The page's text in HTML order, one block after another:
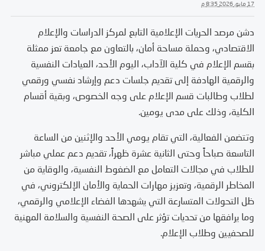
17 مايو، 2026 8:35 م
دشن مرصد الحريات الإعلامية التابع لمركز الدراسات والإعلام
الاقتصادي، وحملة مساحة أمان، بالتعاون مع جامعة تعز ممثلة
بقسم الإعلام في كلية الآداب، اليوم الأحد، العيادات النفسية
والرقمية الهادفة إلى تقديم جلسات دعم وإرشاد نفسي ورقمي
لطلاب وطالبات قسم الإعلام على وجه الخصوص، وبقية أقسام
الكلية، وذلك على مدى يومين.
وتتضمن الفعالية، التي تقام يومي الأحد والإثنين من الساعة
التاسعة صباحاً وحتى الثانية عشرة ظهراً، تقديم دعم عملي مباشر
للطلاب في مجالات التعامل مع الضغوط النفسية، والوقاية من
المخاطر الرقمية، وتعزيز مهارات الحماية والأمان الإلكتروني، في
ظل التحولات المتسارعة التي يشهدها الفضاء الإعلامي والرقمي،
وما يرافقها من تحديات تؤثر على الصحة النفسية والسلامة المهنية
للصحفيين وطلاب الإعلام.